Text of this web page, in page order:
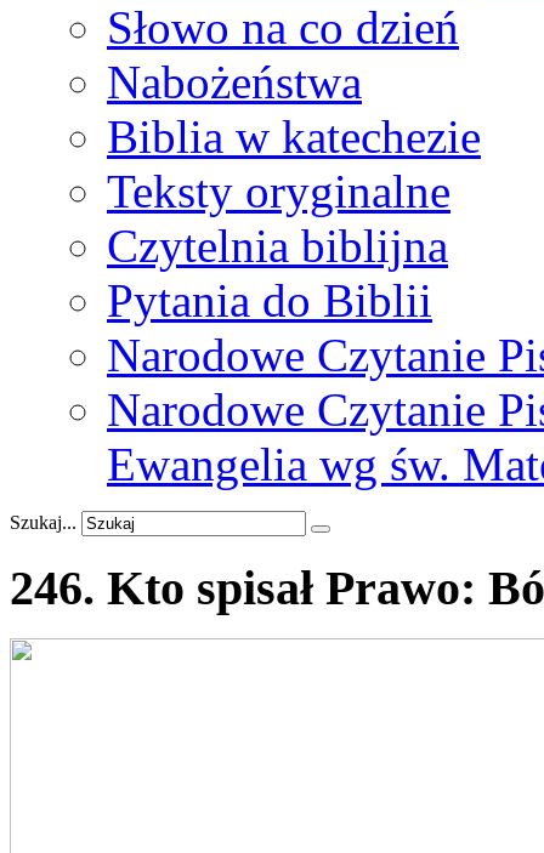
Słowo na co dzień
Nabożeństwa
Biblia w katechezie
Teksty oryginalne
Czytelnia biblijna
Pytania do Biblii
Narodowe Czytanie
Narodowe Czytanie
Ewangelia wg św.
Szukaj...
246. Kto spisał Prawo: